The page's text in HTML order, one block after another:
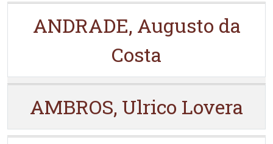
ANDRADE, Augusto da
Costa
AMBROS, Ulrico Lovera